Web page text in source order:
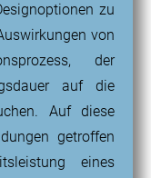
zu
von
der
auf die
Auf diese
getroffen
eines